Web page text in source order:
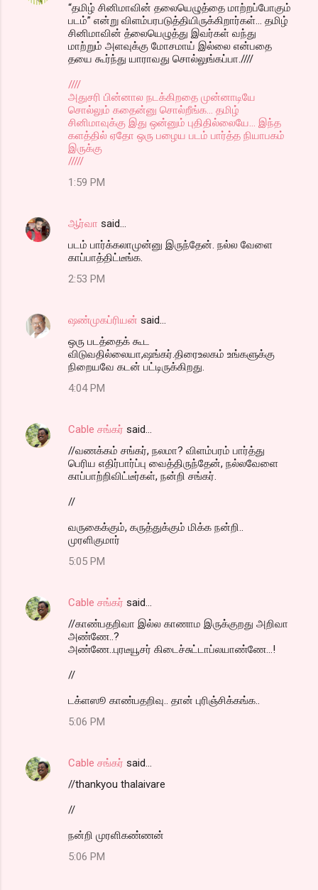
“தமிழ் சினிமாவின் தலையெழுத்தை மாற்றப்போகும்
படம்” என்று விளம்பரபடுத்தியிருக்கிறார்கள்… தமிழ்
சினிமாவின் த்லையெழுத்து இவர்கள் வந்து
மாற்றும் அளவுக்கு மோசமாய் இல்லை என்பதை
தயை கூர்ந்து யாராவது சொல்லுங்கப்பா.////
////
அதுசரி பின்னால நடக்கிறதை முன்னாடியே
சொல்லும் கதைன்னு சொல்றீங்க... தமிழ்
சினிமாவுக்கு இது ஒன்னும் புதிதில்லையே... இந்த
களத்தில் ஏதோ ஒரு பழைய படம் பார்த்த நியாபகம்
இருக்கு
/////
1:59 PM
ஆர்வா said…
படம் பார்க்கலாமுன்னு இருந்தேன். நல்ல வேளை
காப்பாத்திட்டீங்க.
2:53 PM
ஷண்முகப்ரியன் said…
ஒரு படத்தைக் கூட
விடுவதில்லையா,ஷங்கர்.திரைஉலகம் உங்களுக்கு
நிறையவே கடன் பட்டிருக்கிறது.
4:04 PM
Cable சங்கர் said…
//வணக்கம் சங்கர், நலமா? விளம்பரம் பார்த்து
பெரிய எதிர்பார்ப்பு வைத்திருந்தேன், நல்லவேளை
காப்பாற்றிவிட்டீர்கள், நன்றி சங்கர்.
//
வருகைக்கும், கருத்துக்கும் மிக்க நன்றி..
முரளிகுமார்
5:05 PM
Cable சங்கர் said…
//காண்பதறிவா இல்ல காணாம இருக்குறது அறிவா
அண்ணே..?
அண்ணே..புரடீயூசர் கிடைச்சுட்டாப்லயாண்ணே...!
//
டக்ளஸூ காண்பதறிவு.. தான் புரிஞ்சிக்கங்க..
5:06 PM
Cable சங்கர் said…
//thankyou thalaivare
//
நன்றி முரளிகண்ணன்
5:06 PM